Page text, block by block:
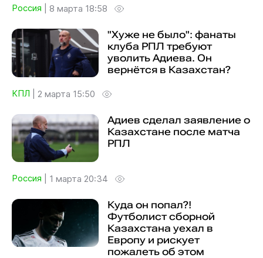
Россия 8 марта 18:58
"Хуже не было": фанаты
клуба РПЛ требуют
уволить Адиева. Он
вернётся в Казахстан?
КПЛ 2 марта 15:50
Адиев сделал заявление о
Казахстане после матча
РПЛ
Россия 1 марта 20:34
Куда он попал?!
Футболист сборной
Казахстана уехал в
Европу и рискует
пожалеть об этом